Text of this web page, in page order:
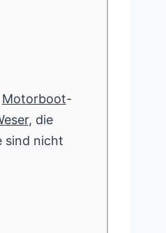
Motorboot-
, die
sind nicht